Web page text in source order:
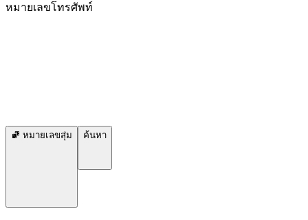
หมายเลขโทรศัพท์
หมายเลขสุ่ม ค้นหา